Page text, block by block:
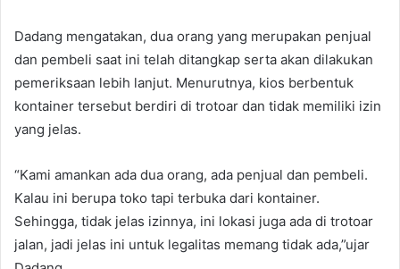
Dadang mengatakan, dua orang yang merupakan penjual
dan pembeli saat ini telah ditangkap serta akan dilakukan
pemeriksaan lebih lanjut. Menurutnya, kios berbentuk
kontainer tersebut berdiri di trotoar dan tidak memiliki izin
yang jelas.
“Kami amankan ada dua orang, ada penjual dan pembeli.
Kalau ini berupa toko tapi terbuka dari kontainer.
Sehingga, tidak jelas izinnya, ini lokasi juga ada di trotoar
jalan, jadi jelas ini untuk legalitas memang tidak ada,”ujar